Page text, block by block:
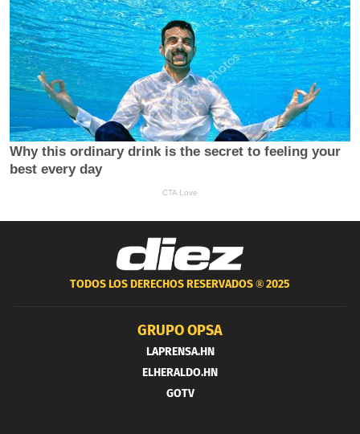
TODOS LOS DERECHOS RESERVADOS ®2025
GRUPO OPSA
LAPRENSA.HN
ELHERALDO.HN
GOTV